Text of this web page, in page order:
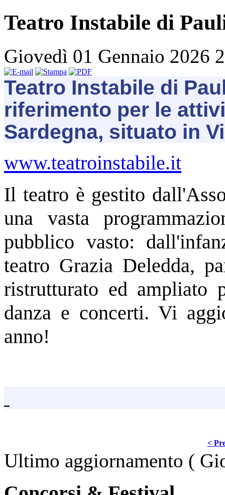
Teatro Instabile di
Giovedì 01 Gennaio 2026
Teatro Instabile di
riferimento per le
Sardegna, situato in
www.teatroinstabile.it
Il teatro è gestito
una vasta
pubblico vasto:
teatro Grazia Deledda,
ristrutturato ed ampliato
danza e concerti. Vi
anno!
<
Ultimo aggiornamento (